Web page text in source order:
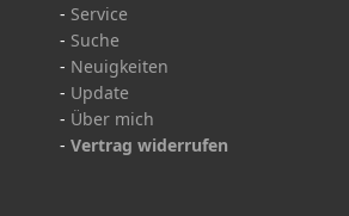
- Service
- Suche
- Neuigkeiten
- Update
- Über mich
- Vertrag widerrufen